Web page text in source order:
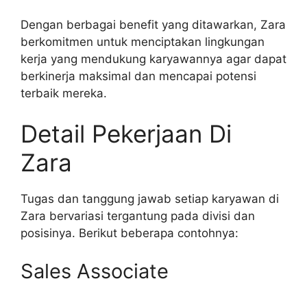
Dengan berbagai benefit yang ditawarkan, Zara
berkomitmen untuk menciptakan lingkungan
kerja yang mendukung karyawannya agar dapat
berkinerja maksimal dan mencapai potensi
terbaik mereka.
Detail Pekerjaan Di
Zara
Tugas dan tanggung jawab setiap karyawan di
Zara bervariasi tergantung pada divisi dan
posisinya. Berikut beberapa contohnya:
Sales Associate